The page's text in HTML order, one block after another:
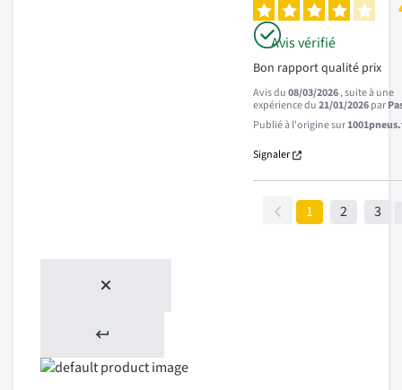
Avis vérifié
Bon rapport qualité prix
Avis du08/03/2026, suite à une
expérience du21/01/2026par
Publié à l'origine sur
Signaler
1 2 3